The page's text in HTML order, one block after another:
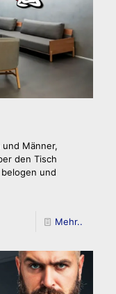
Männer,
den Tisch
und
Mehr..